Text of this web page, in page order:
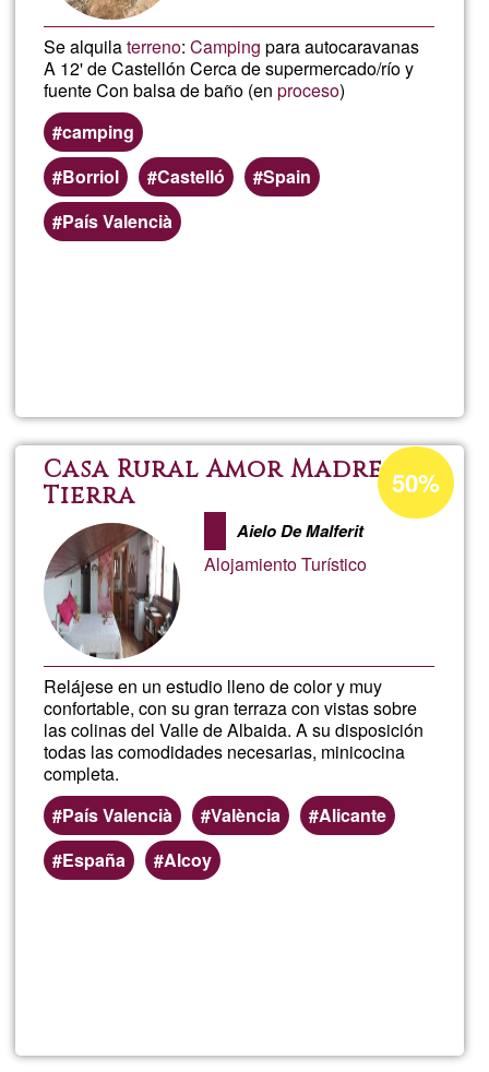
Se alquilaterreno:Camping para autocaravanas
A 12' de Castellón Cerca de supermercado/río y
fuente Con balsa de baño (enproceso)
camping
Borriol
Castelló
Spain
País Valencià
Casa Rural Amor Madre
Tierra
Aielo De Malferit
Alojamiento Turístico
Relájese en un estudio lleno de color y muy
confortable, con su gran terraza con vistas sobre
las colinas del Valle de Albaida. A su disposición
todas las comodidades necesarias, minicocina
completa.
País Valencià
València
Alicante
España
Alcoy
Percentuale
di
accettazione
50%
Rural